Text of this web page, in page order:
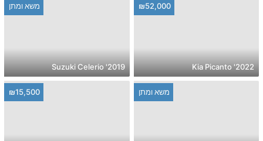
₪52,000
2022' Kia Picanto
משא ומתן
2019' Suzuki Celerio
משא ומתן ₪15,500